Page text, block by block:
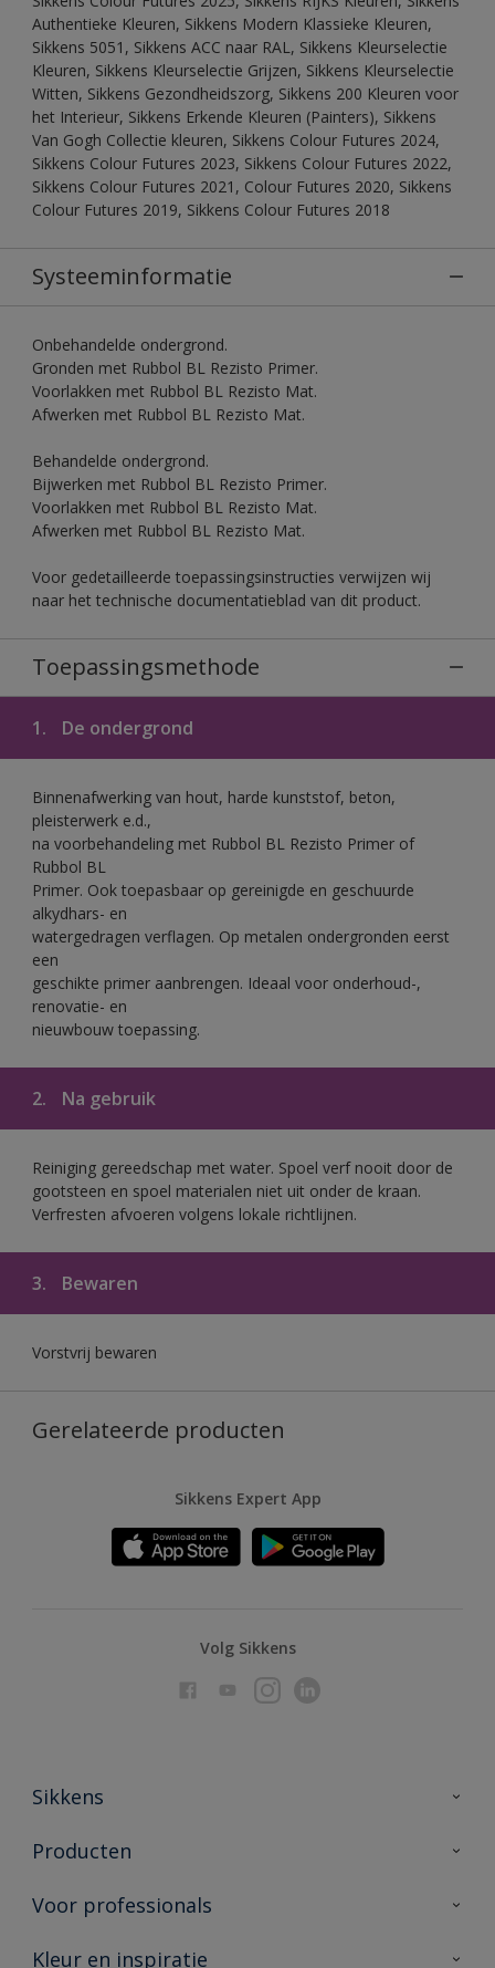
Authentieke Kleuren, Sikkens Modern Klassieke Kleuren,
Sikkens 5051, Sikkens ACC naar RAL, Sikkens Kleurselectie
Kleuren, Sikkens Kleurselectie Grijzen, Sikkens Kleurselectie
Witten, Sikkens Gezondheidszorg, Sikkens 200 Kleuren voor
het Interieur, Sikkens Erkende Kleuren (Painters), Sikkens
Van Gogh Collectie kleuren, Sikkens Colour Futures 2024,
Sikkens Colour Futures 2023, Sikkens Colour Futures 2022,
Sikkens Colour Futures 2021, Colour Futures 2020, Sikkens
Colour Futures 2019, Sikkens Colour Futures 2018
Systeeminformatie
Onbehandelde ondergrond.
Gronden met Rubbol BL Rezisto Primer.
Voorlakken met Rubbol BL Rezisto Mat.
Afwerken met Rubbol BL Rezisto Mat.
Behandelde ondergrond.
Bijwerken met Rubbol BL Rezisto Primer.
Voorlakken met Rubbol BL Rezisto Mat.
Afwerken met Rubbol BL Rezisto Mat.
Voor gedetailleerde toepassingsinstructies verwijzen wij
naar het technische documentatieblad van dit product.
Toepassingsmethode
1. De ondergrond
Binnenafwerking van hout, harde kunststof, beton,
pleisterwerk e.d.,
na voorbehandeling met Rubbol BL Rezisto Primer of
Rubbol BL
Primer. Ook toepasbaar op gereinigde en geschuurde
alkydhars- en
watergedragen verflagen. Op metalen ondergronden eerst
een
geschikte primer aanbrengen. Ideaal voor onderhoud-,
renovatie- en
nieuwbouw toepassing.
2. Na gebruik
Reiniging gereedschap met water. Spoel verf nooit door de
gootsteen en spoel materialen niet uit onder de kraan.
Verfresten afvoeren volgens lokale richtlijnen.
3. Bewaren
Vorstvrij bewaren
Gerelateerde producten
Sikkens Expert App
Volg Sikkens
Sikkens
Over Sikkens
Duurzaamheid
Producten
Producten voor binnen
Vind je verkooppunt
Voor professionals
Advies & service
Kleur en inspiratie